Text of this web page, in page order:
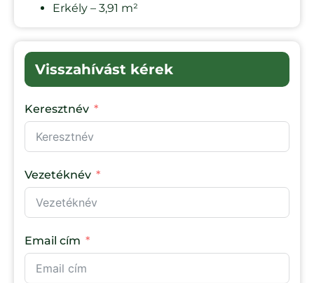
Erkély – 3,91 m²
Visszahívást kérek
Keresztnév
Vezetéknév
Email cím